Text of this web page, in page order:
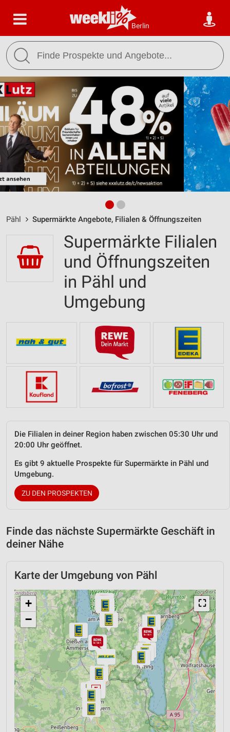
Berlin
Pähl Supermärkte Angebote, Filialen & Öffnungszeiten
Supermärkte Filialen
und Öffnungszeiten
in Pähl und
Umgebung
Die Filialen in deiner Region haben zwischen 05:30 Uhr und
20:00 Uhr geöffnet.
Es gibt 9 aktuelle Prospekte für Supermärkte in Pähl und
Umgebung.
ZU DEN PROSPEKTEN
Finde das nächste Supermärkte Geschäft in
deiner Nähe
Karte der Umgebung von Pähl
⛶
+
−